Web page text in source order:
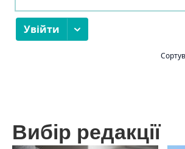
Вибір редакції